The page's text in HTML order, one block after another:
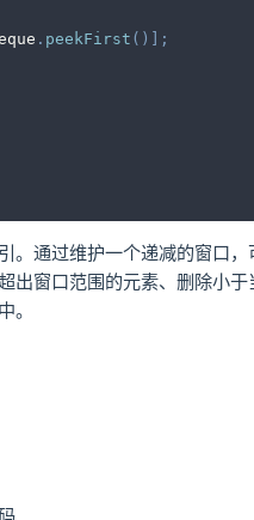
. peekFirst ( )
;
。通过维护一个递减的窗口
出窗口范围的元素、删除小
。